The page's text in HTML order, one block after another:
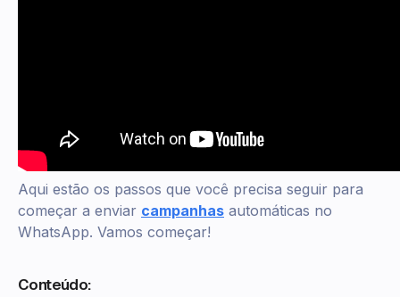
Aqui estão os passos que você precisa seguir para
começar a enviar campanhas automáticas no
WhatsApp. Vamos começar!
Conteúdo: